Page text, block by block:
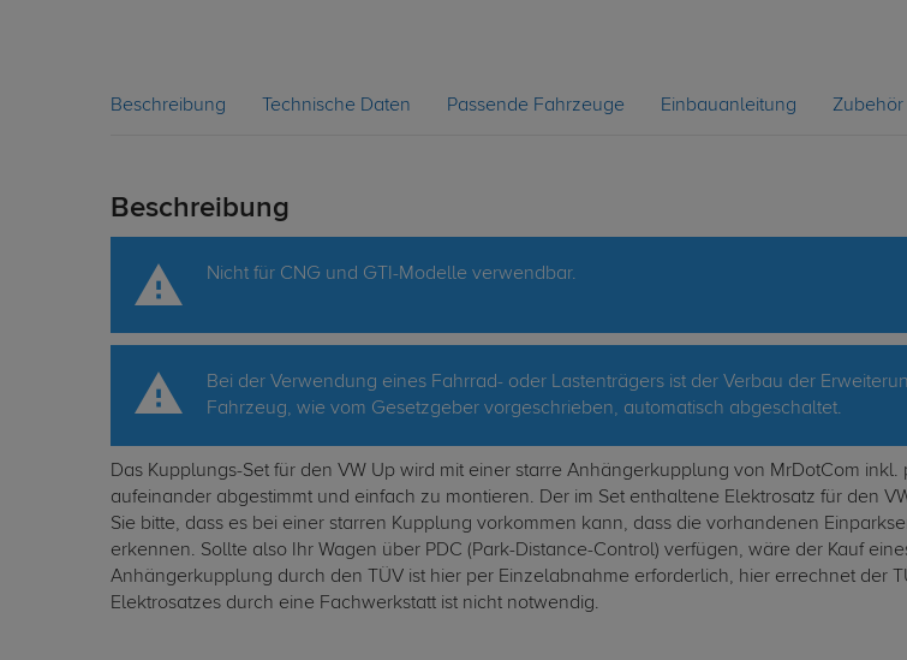
Beschreibung Technische Daten Passende Fahrzeuge Einbauanleitung Zubehör
Beschreibung
Nicht für CNG und GTI-Modelle verwendbar.
Bei der Verwendung eines Fahrrad- oder Lastenträgers ist der Verbau der
Fahrzeug, wie vom Gesetzgeber vorgeschrieben, automatisch abgeschaltet.
Das Kupplungs-Set für den VW Up wird mit einer starre Anhängerkupplung von MrDotCom
aufeinander abgestimmt und einfach zu montieren. Der im Set enthaltene Elektrosatz für den
Sie bitte, dass es bei einer starren Kupplung vorkommen kann, dass die vorhandenen
erkennen. Sollte also Ihr Wagen über PDC (Park-Distance-Control) verfügen, wäre der Kauf
Anhängerkupplung durch den TÜV ist hier per Einzelabnahme erforderlich, hier errechnet der
Elektrosatzes durch eine Fachwerkstatt ist nicht notwendig.